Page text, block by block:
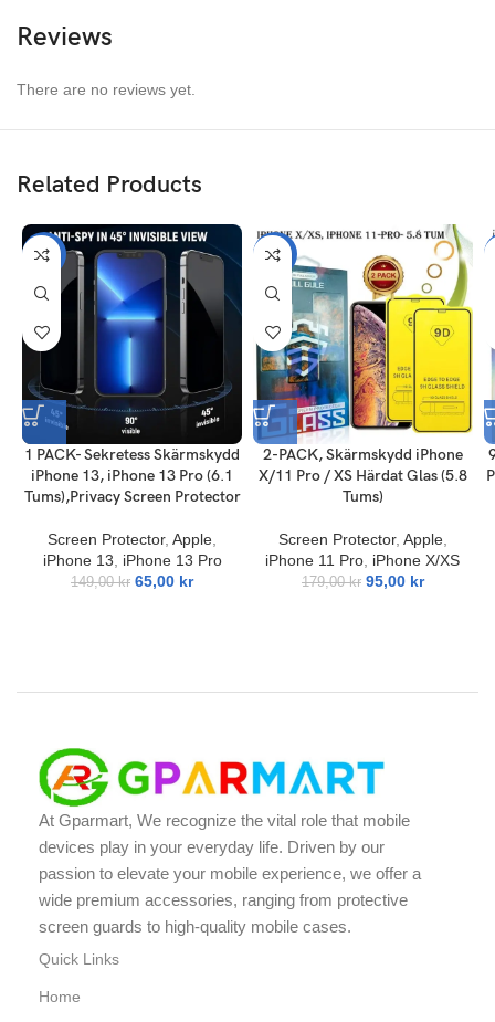
Reviews
There are no reviews yet.
Related Products
-56%
1 PACK- Sekretess Skärmskydd
iPhone 13, iPhone 13 Pro (6.1
Tums),Privacy Screen Protector
Screen Protector, Apple
iPhone 13
iPhone 13 Pro
149,00kr 65,00 kr
-47%
2-PACK, Skärmskydd iPhone
X/11 Pro / XS Härdat Glas (5.8
Tums)
Screen Protector, Apple,
iPhone 11 Pro iPhone X/XS
179,00kr 95,00 kr
At Gparmart, We recognize the vital role that mobile
devices play in your everyday life. Driven by our
passion to elevate your mobile experience, we offer a
wide premium accessories, ranging from protective
screen guards to high-quality mobile cases.
Quick Links
Home